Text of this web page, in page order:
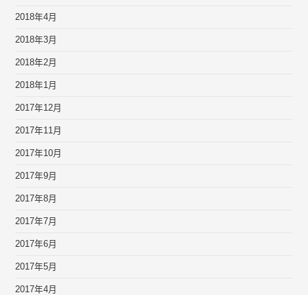
2018年4月
2018年3月
2018年2月
2018年1月
2017年12月
2017年11月
2017年10月
2017年9月
2017年8月
2017年7月
2017年6月
2017年5月
2017年4月